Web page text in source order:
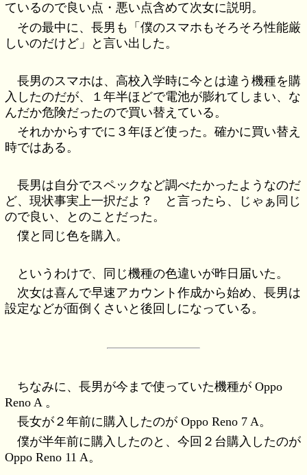
ているので良い点・悪い点含めて次女に説明。
その最中に、長男も「僕のスマホもそろそろ性能厳
しいのだけど」と言い出した。
長男のスマホは、高校入学時に今とは違う機種を購
入したのだが、１年半ほどで電池が膨れてしまい、な
んだか危険だったので買い替えている。
それかからすでに３年ほど使った。確かに買い替え
時ではある。
長男は自分でスペックなど調べたかったようなのだ
ど、現状事実上一択だよ？ と言ったら、じゃぁ同じ
ので良い、とのことだった。
僕と同じ色を購入。
というわけで、同じ機種の色違いが昨日届いた。
次女は喜んで早速アカウント作成から始め、長男は
設定などが面倒くさいと後回しになっている。
ちなみに、長男が今まで使っていた機種が Oppo
Reno A 。
長女が２年前に購入したのが Oppo Reno 7 A。
僕が半年前に購入したのと、今回２台購入したのが
Oppo Reno 11 A。